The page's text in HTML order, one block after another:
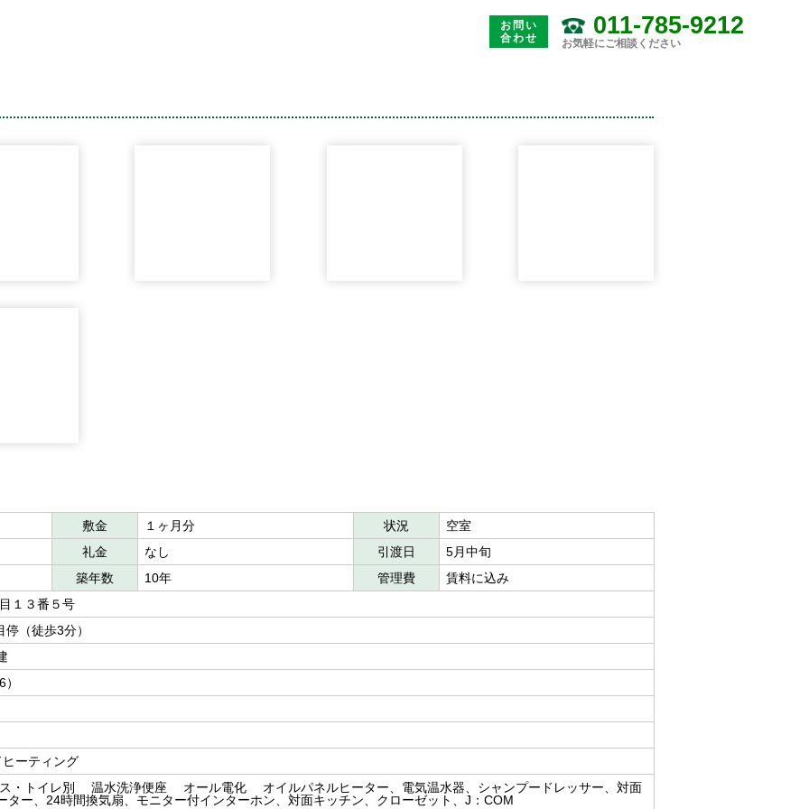
お問い
合わせ
011-785-9212
お気軽にご相談ください
敷金 １ヶ月分 状況
空室
礼金
なし 引渡日
5月中旬
築年数
10年 管理費
賃料に込み
１３番５号
（徒歩3分）
ーティング
・トイレ別 温水洗浄便座 オール電化 オイルパネルヒーター、電気温水器、シャンプードレッサー、対面
ター、24時間換気扇、モニター付インターホン、対面キッチン、クローゼット、J：COM